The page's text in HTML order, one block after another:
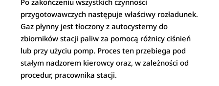
Po zakończeniu wszystkich czynności
przygotowawczych następuje właściwy rozładunek.
Gaz płynny jest tłoczony z autocysterny do
zbiorników stacji paliw za pomocą różnicy ciśnień
lub przy użyciu pomp. Proces ten przebiega pod
stałym nadzorem kierowcy oraz, w zależności od
procedur, pracownika stacji.